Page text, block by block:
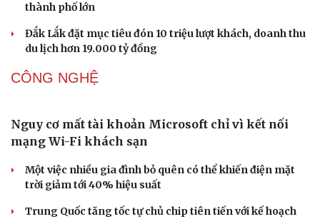
Sân khấu - Điện ảnh
Văn học
Di sản
Nghệ sĩ
thành phố lớn
Đắk Lắk đặt mục tiêu đón 10 triệu lượt khách, doanh thu
du lịch hơn 19.000 tỷ đồng
CÔNG NGHỆ
Nguy cơ mất tài khoản Microsoft chỉ vì kết nối
mạng Wi-Fi khách sạn
Một việc nhiều gia đình bỏ quên có thể khiến điện mặt
trời giảm tới 40% hiệu suất
Trung Quốc tăng tốc tự chủ chip tiên tiến với kế hoạch